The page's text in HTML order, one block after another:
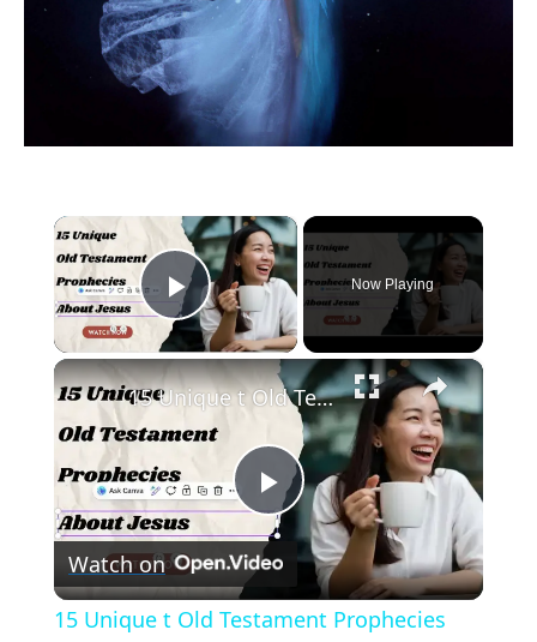
×
Play Video
Now Playing
×
Play
Video
15 Unique t Old Testament Prophecies About Jesus
Watch on
15 Unique t Old Testament Prophecies